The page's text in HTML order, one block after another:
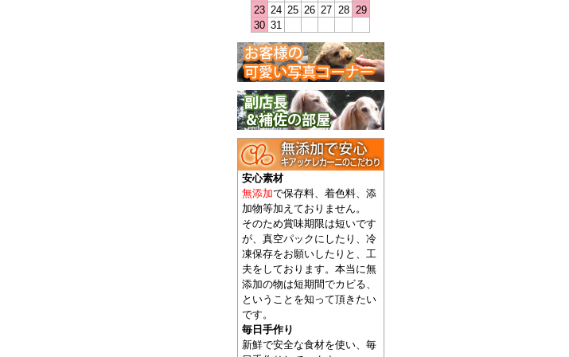
23 24 25 26 27 28 29
30 31
安心素材
無添加で保存料、着色料、添
加物等加えておりません。
そのため賞味期限は短いです
が、真空パックにしたり、冷
凍保存をお願いしたりと、工
夫をしております。本当に無
添加の物は短期間でカビる、
ということを知って頂きたい
です。
毎日手作り
新鮮で安全な食材を使い、毎